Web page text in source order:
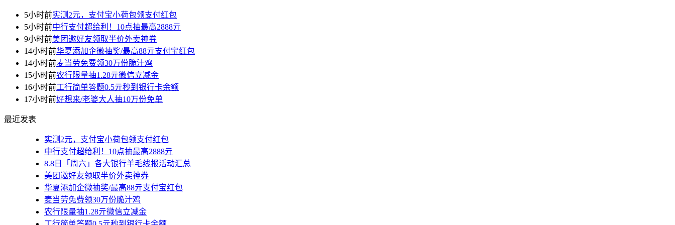
5小时前实测2元，支付宝小荷包领支付红包
5小时前中行支付超给利！10点抽最高2888亓
9小时前美团邀好友领取半价外卖神券
14小时前华夏添加企微抽奖/最高88亓支付宝红包
14小时前麦当劳免费领30万份脆汁鸡
15小时前农行限量抽1.28亓微信立减金
16小时前工行简单答题0.5亓秒到银行卡余额
17小时前好想来/老婆大人抽10万份免单
最近发表
实测2元，支付宝小荷包领支付红包
中行支付超给利！10点抽最高2888亓
8.8日「周六」各大银行羊毛线报活动汇总
美团邀好友领取半价外卖神券
华夏添加企微抽奖/最高88亓支付宝红包
麦当劳免费领30万份脆汁鸡
农行限量抽1.28亓微信立减金